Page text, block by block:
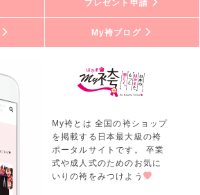
プレゼント申請
My袴ブログ
My袴とは 全国の袴ショップ
を掲載する日本最大級の袴
ポータルサイトです。 卒業
式や成人式のためのお気に
いりの袴をみつけよう